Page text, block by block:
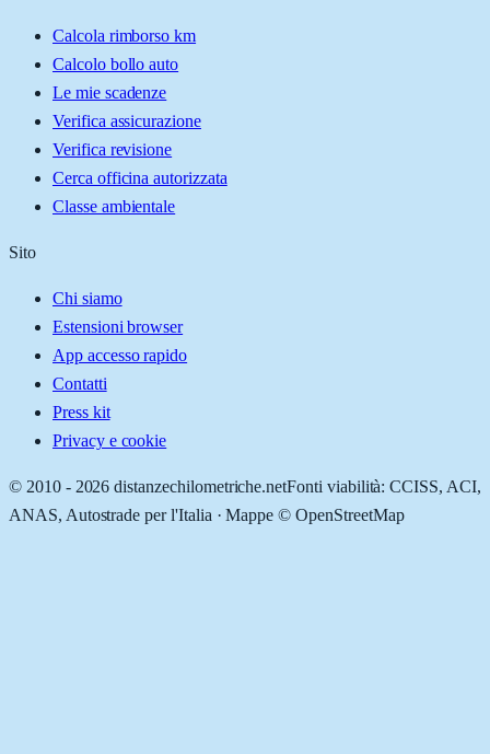
Calcola rimborso km
Calcolo bollo auto
Le mie scadenze
Verifica assicurazione
Verifica revisione
Cerca officina autorizzata
Classe ambientale
Sito
Chi siamo
Estensioni browser
App accesso rapido
Contatti
Press kit
Privacy e cookie
© 2010 - 2026 distanzechilometriche.netFonti viabilità: CCISS, ACI,
ANAS, Autostrade per l'Italia · Mappe © OpenStreetMap